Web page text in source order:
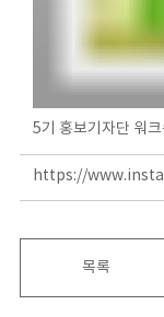
5기 홍보기자단 워
https://
목록